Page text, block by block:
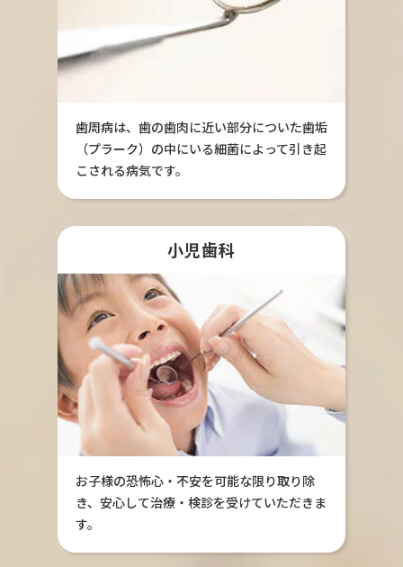
歯周病は、歯の歯肉に近い部分についた歯垢
（プラーク）の中にいる細菌によって引き起
こされる病気です。
小児歯科
お子様の恐怖心・不安を可能な限り取り除
き、安心して治療・検診を受けていただきま
す。